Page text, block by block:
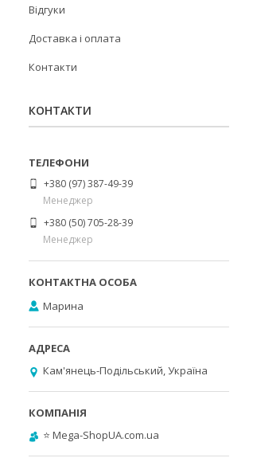
Відгуки
Доставка і оплата
Контакти
КОНТАКТИ
+380 (97) 387-49-39
Менеджер
+380 (50) 705-28-39
Менеджер
Марина
Кам'янець-Подільський, Україна
⭐️ Mega-ShopUA.com.ua